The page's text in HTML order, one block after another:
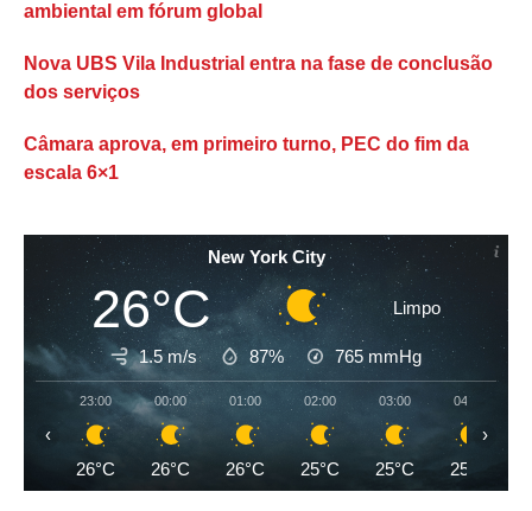
ambiental em fórum global
Nova UBS Vila Industrial entra na fase de conclusão
dos serviços
Câmara aprova, em primeiro turno, PEC do fim da
escala 6×1
New York City
26°C Limpo
1.5 m/s 87% 765 mmHg
23:00
26°C
00:00
26°C
01:00
26°C
02:00
25°C
03:00
25°C
04:00
25°C
‹ ›